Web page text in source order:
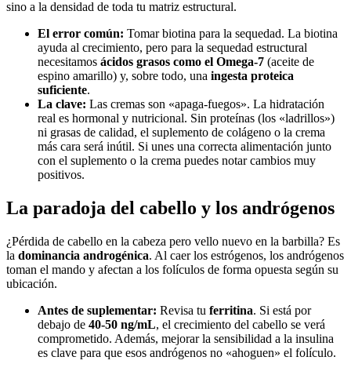
sino a la densidad de toda tu matriz estructural.
El error común: Tomar biotina para la sequedad. La biotina
ayuda al crecimiento, pero para la sequedad estructural
necesitamos ácidos grasos como el Omega-7 (aceite de
espino amarillo) y, sobre todo, una ingesta proteica
suficiente.
La clave: Las cremas son «apaga-fuegos». La hidratación
real es hormonal y nutricional. Sin proteínas (los «ladrillos»)
ni grasas de calidad, el suplemento de colágeno o la crema
más cara será inútil. Si unes una correcta alimentación junto
con el suplemento o la crema puedes notar cambios muy
positivos.
La paradoja del cabello y los andrógenos
¿Pérdida de cabello en la cabeza pero vello nuevo en la barbilla? Es
la dominancia androgénica. Al caer los estrógenos, los andrógenos
toman el mando y afectan a los folículos de forma opuesta según su
ubicación.
Antes de suplementar: Revisa tu ferritina. Si está por
debajo de 40-50 ng/mL, el crecimiento del cabello se verá
comprometido. Además, mejorar la sensibilidad a la insulina
es clave para que esos andrógenos no «ahoguen» el folículo.